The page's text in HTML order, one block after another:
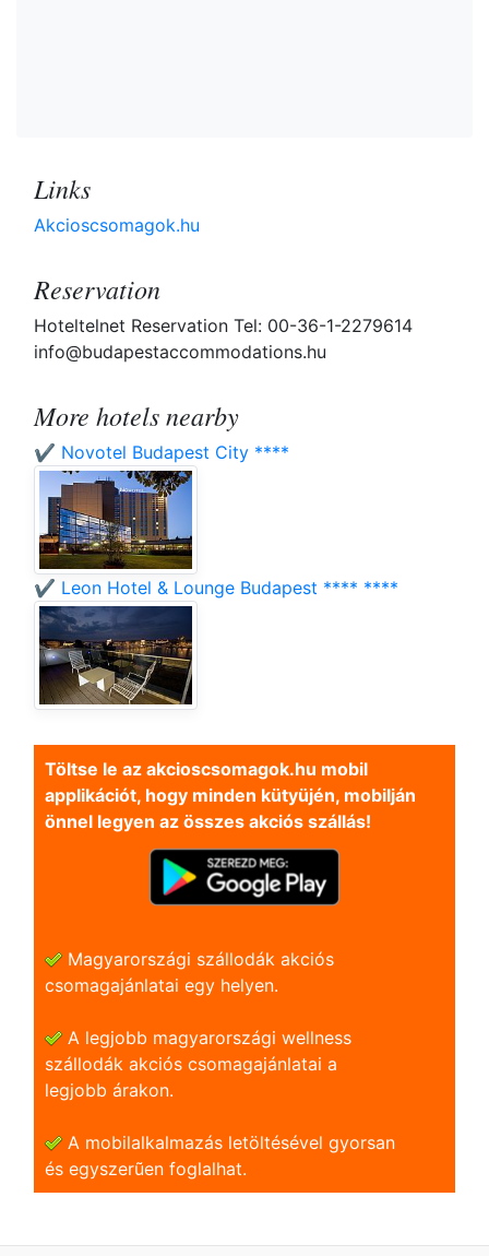
Links
Akcioscsomagok.hu
Reservation
Hoteltelnet Reservation Tel: 00-36-1-2279614
info@budapestaccommodations.hu
More hotels nearby
✔️ Novotel Budapest City ****
✔️ Leon Hotel & Lounge Budapest **** ****
Töltse le az akcioscsomagok.hu mobil
applikációt, hogy minden kütyüjén, mobilján
önnel legyen az összes akciós szállás!
Magyarországi szállodák akciós
csomagajánlatai egy helyen.
A legjobb magyarországi wellness
szállodák akciós csomagajánlatai a
legjobb árakon.
A mobilalkalmazás letöltésével gyorsan
és egyszerũen foglalhat.